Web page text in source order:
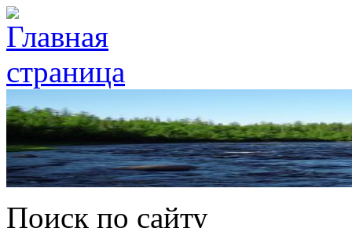
Поиск по сайту